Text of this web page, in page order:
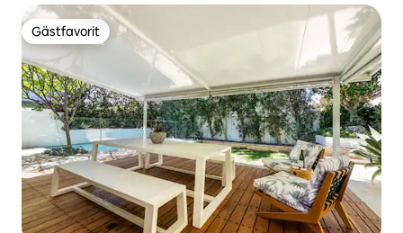
Gästfavorit
Gästfavorit